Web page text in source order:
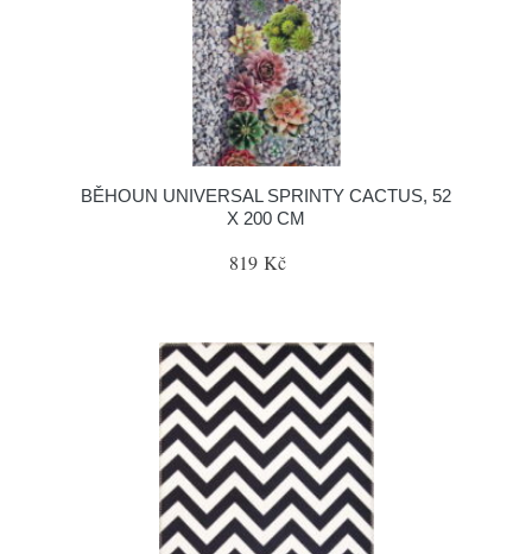
BĚHOUN UNIVERSAL SPRINTY CACTUS, 52
X 200 CM
819 Kč